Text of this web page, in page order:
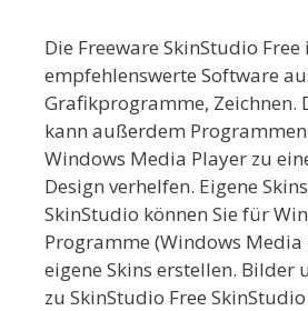
Die Freeware SkinStudio Free
empfehlenswerte Software
Grafikprogramme, Zeichnen.
kann außerdem
Windows Media Player zu
Design verhelfen. Eigene
SkinStudio können Sie für
Programme (Windows Media
eigene Skins erstellen. Bilder
zu SkinStudio Free